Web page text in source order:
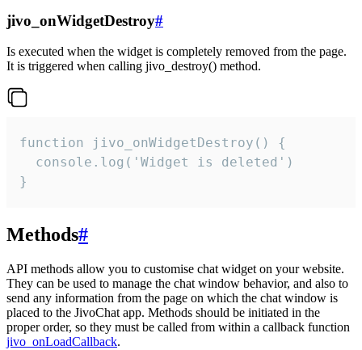
jivo_onWidgetDestroy#
Is executed when the widget is completely removed from the page.
It is triggered when calling jivo_destroy() method.
function jivo_onWidgetDestroy() {
  console.log('Widget is deleted')
}
Methods#
API methods allow you to customise chat widget on your website.
They can be used to manage the chat window behavior, and also to
send any information from the page on which the chat window is
placed to the JivoChat app. Methods should be initiated in the
proper order, so they must be called from within a callback function
jivo_onLoadCallback.